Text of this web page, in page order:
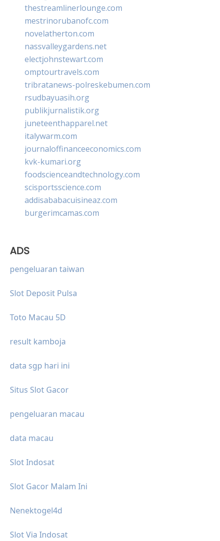
thestreamlinerlounge.com
mestrinorubanofc.com
novelatherton.com
nassvalleygardens.net
electjohnstewart.com
omptourtravels.com
tribratanews-polreskebumen.com
rsudbayuasih.org
publikjurnalistik.org
juneteenthapparel.net
italywarm.com
journaloffinanceeconomics.com
kvk-kumari.org
foodscienceandtechnology.com
scisportsscience.com
addisababacuisineaz.com
burgerimcamas.com
ADS
pengeluaran taiwan
Slot Deposit Pulsa
Toto Macau 5D
result kamboja
data sgp hari ini
Situs Slot Gacor
pengeluaran macau
data macau
Slot Indosat
Slot Gacor Malam Ini
Nenektogel4d
Slot Via Indosat